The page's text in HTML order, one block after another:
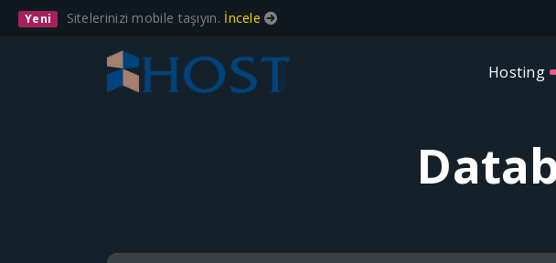
Yeni Sitelerinizi mobile taşıyın. İncele
Hosting